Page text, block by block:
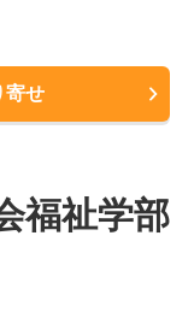
寄せ
福祉学部